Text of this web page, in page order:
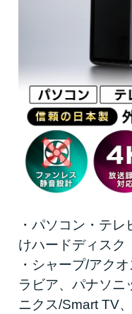
・パソコン・テ
けハードディスク
・シャープ/アク
ラビア、パナソニ
ニクス/Smart TV